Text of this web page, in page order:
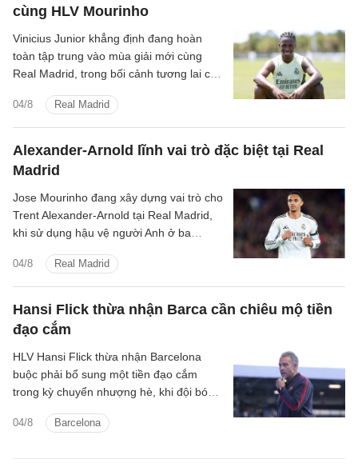
cùng HLV Mourinho
04/8 Real Madrid
Vinicius Junior khẳng định đang hoàn
toàn tập trung vào mùa giải mới cùng
Real Madrid, trong bối cảnh tương lai của
Alexander-Arnold lĩnh vai trò đặc biệt tại Real
Madrid
04/8 Real Madrid
Jose Mourinho đang xây dựng vai trò cho
Trent Alexander-Arnold tại Real Madrid,
khi sử dụng hậu vệ người Anh ở ba
Hansi Flick thừa nhận Barca cần chiêu mộ tiền
đạo cắm
04/8 Barcelona
HLV Hansi Flick thừa nhận Barcelona
buộc phải bổ sung một tiền đạo cắm
trong kỳ chuyển nhượng hè, khi đội bóng
Lewandowski.